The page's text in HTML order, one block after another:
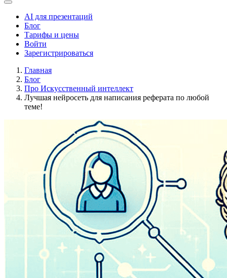
AI для презентаций
Блог
Тарифы и цены
Войти
Зарегистрироваться
Главная
Блог
Про Искусственный интеллект
Лучшая нейросеть для написания реферата по любой
теме!